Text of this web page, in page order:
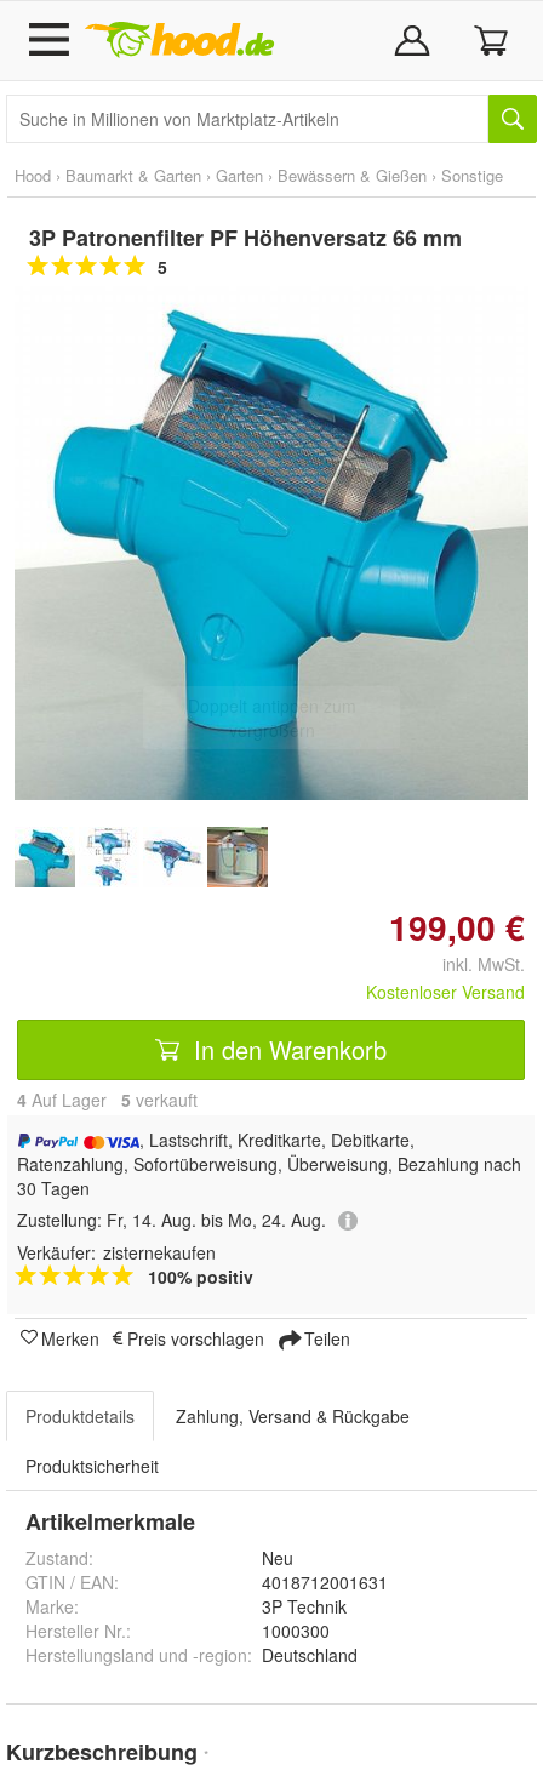
Hood › Baumarkt & Garten › Garten › Bewässern & Gießen › Sonstige
3P Patronenfilter PF Höhenversatz 66 mm
5
Doppelt antippen zum
vergrößern
199,00 €
inkl. MwSt.
Kostenloser Versand
In den Warenkorb
4 Auf Lager 5 verkauft
, Lastschrift, Kreditkarte, Debitkarte,
Ratenzahlung, Sofortüberweisung, Überweisung, Bezahlung nach
30 Tagen
Zustellung: Fr, 14. Aug. bis Mo, 24. Aug.
Verkäufer: zisternekaufen
100% positiv
Merken Preis vorschlagen Teilen
Produktdetails Zahlung, Versand & Rückgabe
Produktsicherheit
Artikelmerkmale
Zustand:
Neu
GTIN / EAN:
4018712001631
Marke:
3P Technik
Hersteller Nr.:
1000300
Herstellungsland und -region: Deutschland
Kurzbeschreibung *